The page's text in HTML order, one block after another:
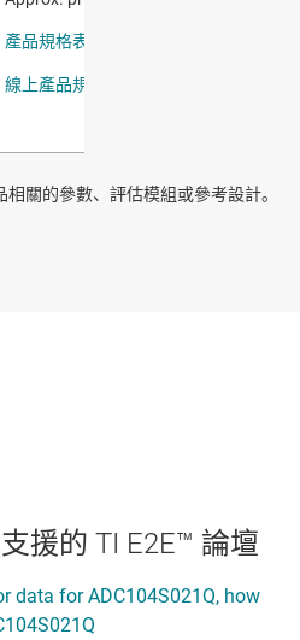
關的參數、評估模組或參考設計。
援的 TI E2E™ 論壇